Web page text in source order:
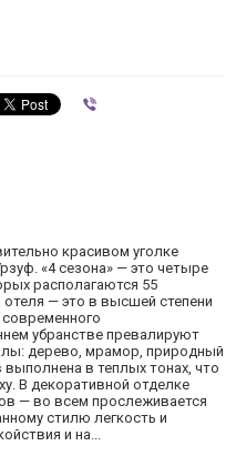
красивом уголке
«4 сезона» — это четыре
располагаются 55
— это в высшей степени
убранстве превалируют
дерево, мрамор, природный
в теплых тонах, что
В декоративной отделке
— во всем прослеживается
стилю легкость и
и на...